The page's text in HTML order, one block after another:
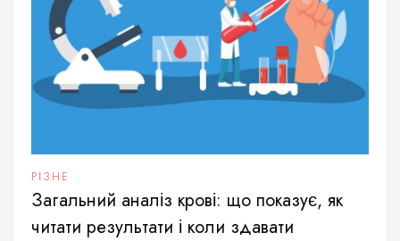
РІЗНЕ
Загальний аналіз крові: що показує, як
читати результати і коли здавати